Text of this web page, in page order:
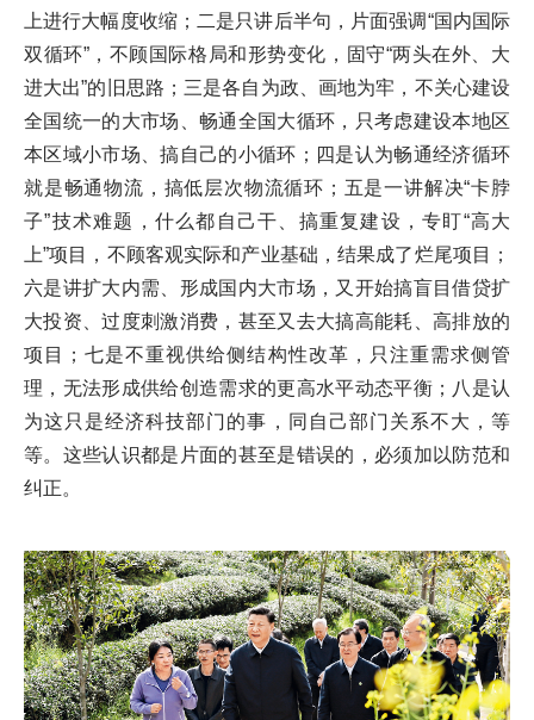
上进行大幅度收缩；二是只讲后半句，片面强调“国内国际
双循环”，不顾国际格局和形势变化，固守“两头在外、大
进大出”的旧思路；三是各自为政、画地为牢，不关心建设
全国统一的大市场、畅通全国大循环，只考虑建设本地区
本区域小市场、搞自己的小循环；四是认为畅通经济循环
就是畅通物流，搞低层次物流循环；五是一讲解决“卡脖
子”技术难题，什么都自己干、搞重复建设，专盯“高大
上”项目，不顾客观实际和产业基础，结果成了烂尾项目；
六是讲扩大内需、形成国内大市场，又开始搞盲目借贷扩
大投资、过度刺激消费，甚至又去大搞高能耗、高排放的
项目；七是不重视供给侧结构性改革，只注重需求侧管
理，无法形成供给创造需求的更高水平动态平衡；八是认
为这只是经济科技部门的事，同自己部门关系不大，等
等。这些认识都是片面的甚至是错误的，必须加以防范和
纠正。